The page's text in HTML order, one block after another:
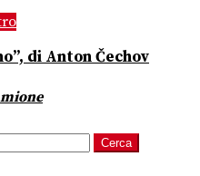
di Anton Čechov